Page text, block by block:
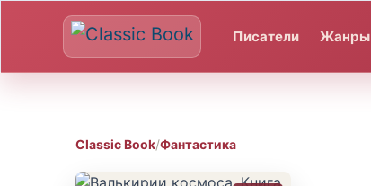
Писатели Жанры
Classic Book/Фантастика